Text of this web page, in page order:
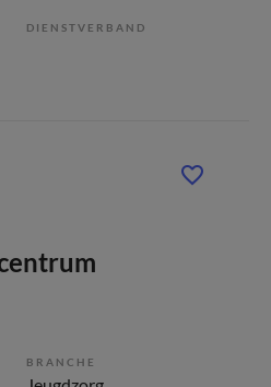
DIENSTVERBAND
BRANCHE